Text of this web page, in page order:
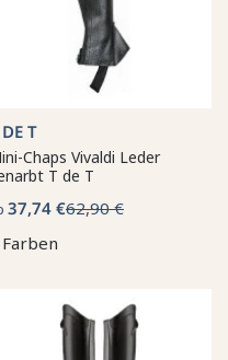
T
Chaps Vivaldi Leder
T de T
37,74 €62,90 €